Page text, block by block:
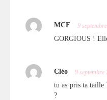
MCF 9
GORGIOUS !
Cléo 9 septembre
tu as pris ta taille
?